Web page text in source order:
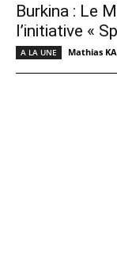
Burkina : Le
l’initiative «
A LA UNE Mathias